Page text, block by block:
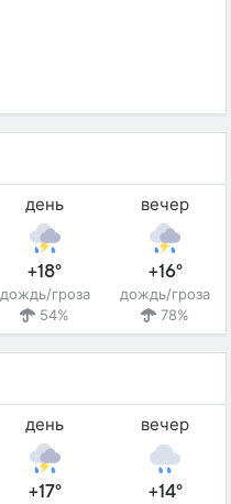
день
+18°
дождь/гроза
54%
вечер
+16°
дождь/гроза
78%
день
+17°
вечер
+14°